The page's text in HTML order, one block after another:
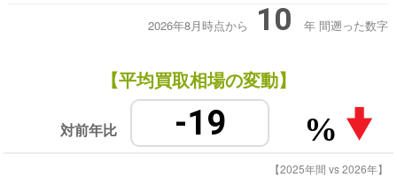
2026年8月時点から 10 年 間遡った数字
【平均買取相場の変動】
対前年比 -19 %
【2025年間 vs 2026年】